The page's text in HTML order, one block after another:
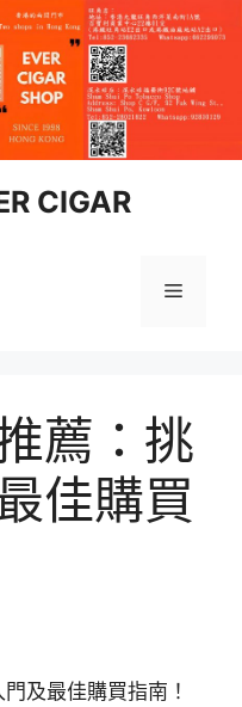
CIGAR
選
薦：挑
佳購買